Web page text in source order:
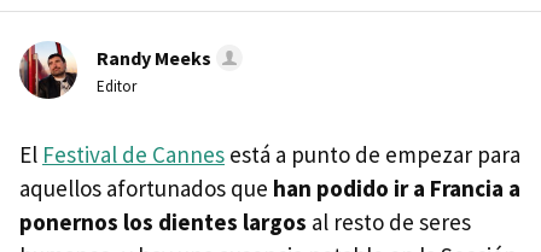
Randy Meeks
Editor
El Festival de Cannes está a punto de empezar para
aquellos afortunados que han podido ir a Francia a
ponernos los dientes largos al resto de seres